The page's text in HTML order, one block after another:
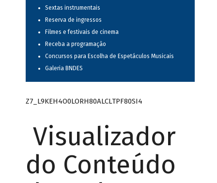
Sextas instrumentais
Reserva de ingressos
Filmes e festivais de cinema
Receba a programação
Concursos para Escolha de Espetáculos Musicais
Galeria BNDES
Z7_L9KEH4O0LORH80ALCLTPF80SI4
Visualizador
do Conteúdo